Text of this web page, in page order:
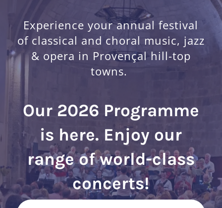
Experience your annual festival
of classical and choral music, jazz
& opera in Provençal hill-top
towns.
Our 2026 Programme
is here. Enjoy our
range of world-class
concerts!